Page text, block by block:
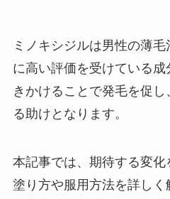
ミノキシジルは男性の薄
に高い評価を受けている
きかけることで発毛を促
る助けとなります。
本記事では、期待する変
塗り方や服用方法を詳しく